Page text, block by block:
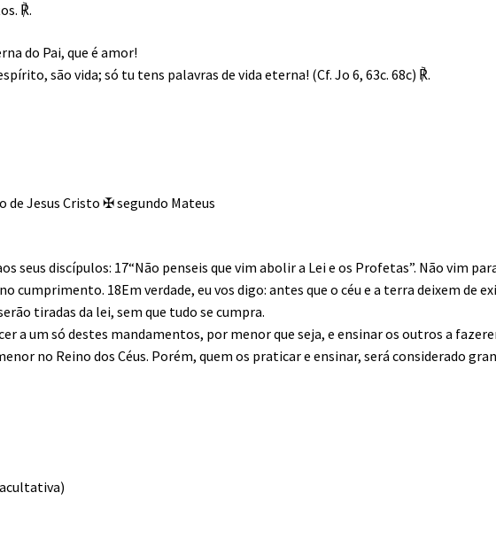
℟.
do Pai, que é amor!
são vida; só tu tens palavras de vida eterna! (Cf. Jo 6, 63c. 68c) ℟.
de Jesus Cristo ✠ segundo Mateus
seus discípulos: 17“Não penseis que vim abolir a Lei e os Profetas”. Não vim
cumprimento. 18Em verdade, eu vos digo: antes que o céu e a terra deixem de
tiradas da lei, sem que tudo se cumpra.
a um só destes mandamentos, por menor que seja, e ensinar os outros a
no Reino dos Céus. Porém, quem os praticar e ensinar, será considerado